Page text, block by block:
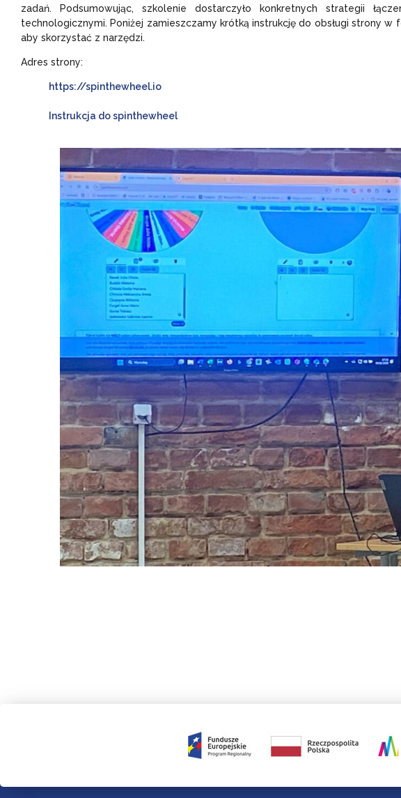
zadań. Podsumowując, szkolenie dostarczyło konkretnych strategii
technologicznymi. Poniżej zamieszczamy krótką instrukcję do obsługi strony
aby skorzystać z narzędzi.
Adres strony:
https://spinthewheel.io
Instrukcja do spinthewheel